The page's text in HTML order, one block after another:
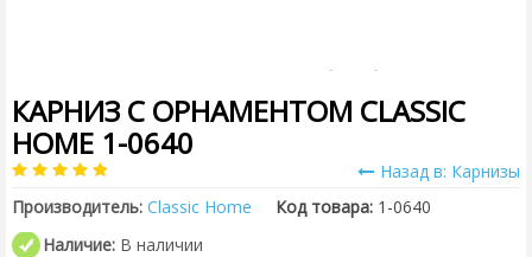
КАРНИЗ С ОРНАМЕНТОМ CLASSIC
HOME 1-0640
Назад в: Карнизы
Производитель: Classic Home Код товара: 1-0640
Наличие: В наличии